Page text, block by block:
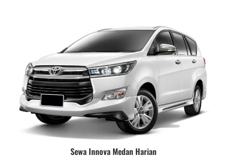
Sewa Innova Medan Harian